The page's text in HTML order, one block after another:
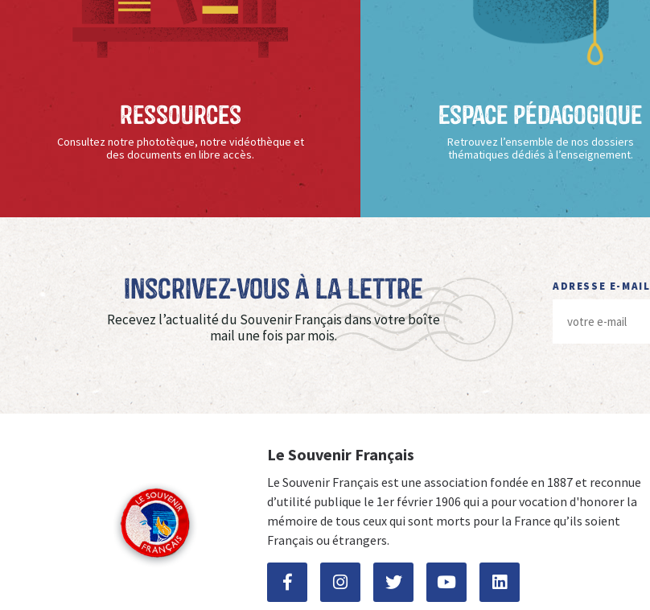
Ressources
Consultez notre phototèque, notre vidéothèque et
des documents en libre accès.
Espace Pédagogique
Retrouvez l’ensemble de nos dossiers
thématiques dédiés à l’enseignement.
Inscrivez-vous à La Lettre
Recevez l’actualité du Souvenir Français dans votre boîte
mail une fois par mois.
ADRESSE E-MAIL
Le Souvenir Français
Le Souvenir Français est une association fondée en 1887 et reconnue
d’utilité publique le 1er février 1906 qui a pour vocation d'honorer la
mémoire de tous ceux qui sont morts pour la France qu’ils soient
Français ou étrangers.